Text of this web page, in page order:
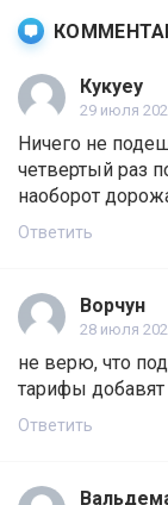
Кукуеу
29 июля
Ничего не
четвертый раз
наоборот
Ответить
Ворчун
28 июля
не верю, что
тарифы добавят
Ответить